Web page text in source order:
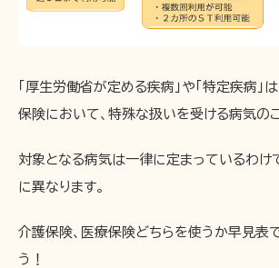
「厚生労働省が定める疾病」や「特定疾病」
保険において、特殊な扱いを受ける病気の
対象となる病気は一律に定まっているわけ
に異なります。
介護保険、医療保険どちらを使うか早見表で
う！